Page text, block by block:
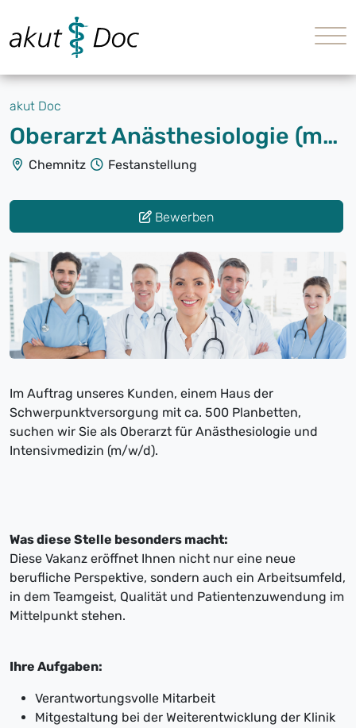
akut Doc
Oberarzt Anästhesiologie (m/w/d) Voll- und Teilzeit
Chemnitz Festanstellung
Bewerben
Im Auftrag unseres Kunden, einem Haus der
Schwerpunktversorgung mit ca. 500 Planbetten,
suchen wir Sie als Oberarzt für Anästhesiologie und
Intensivmedizin (m/w/d).
Was diese Stelle besonders macht:
Diese Vakanz eröffnet Ihnen nicht nur eine neue
berufliche Perspektive, sondern auch ein Arbeitsumfeld,
in dem Teamgeist, Qualität und Patientenzuwendung im
Mittelpunkt stehen.
Ihre Aufgaben:
Verantwortungsvolle Mitarbeit
Mitgestaltung bei der Weiterentwicklung der Klinik